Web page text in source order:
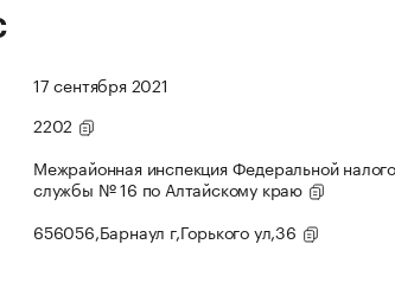
17 сентября 2021
2202
Межрайонная инспекция Федеральной
службы № 16 по Алтайскому краю
656056,Барнаул г,Горького ул,36